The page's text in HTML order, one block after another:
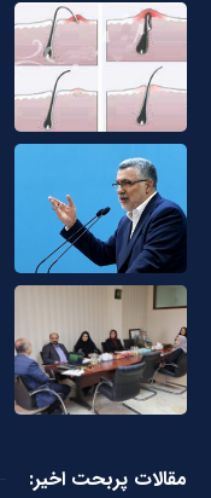
مقالات پربحت اخیر: